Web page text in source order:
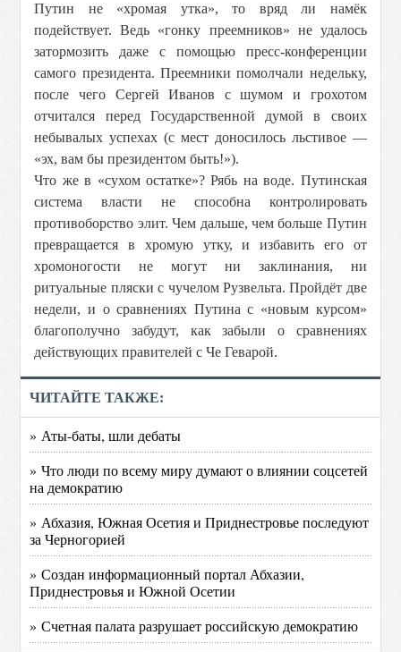
Путин не «хромая утка», то вряд ли намёк
подействует. Ведь «гонку преемников» не удалось
затормозить даже с помощью пресс-конференции
самого президента. Преемники помолчали недельку,
после чего Сергей Иванов с шумом и грохотом
отчитался перед Государственной думой в своих
небывалых успехах (с мест доносилось льстивое —
«эх, вам бы президентом быть!»).
Что же в «сухом остатке»? Рябь на воде. Путинская
система власти не способна контролировать
противоборство элит. Чем дальше, чем больше Путин
превращается в хромую утку, и избавить его от
хромоногости не могут ни заклинания, ни
ритуальные пляски с чучелом Рузвельта. Пройдёт две
недели, и о сравнениях Путина с «новым курсом»
благополучно забудут, как забыли о сравнениях
действующих правителей с Че Геварой.
ЧИТАЙТЕ ТАКЖЕ:
» Аты-баты, шли дебаты
» Что люди по всему миру думают о влиянии соцсетей
на демократию
» Абхазия, Южная Осетия и Приднестровье последуют
за Черногорией
» Создан информационный портал Абхазии,
Приднестровья и Южной Осетии
» Счетная палата разрушает российскую демократию